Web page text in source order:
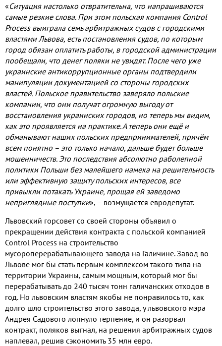
«Ситуация настолько отвратительна, что напрашиваются
самые резкие слова. При этом польская компания Control
Process выиграла семь арбитражных судов с городскими
властями Львова, есть постановления судов, по которым
город обязан оплатить работы, в городской администрации
пообещали, что денег поляки не увидят.После чего уже
украинские антикоррупционные органы подтвердили
манипуляции документацией со стороны городских
властей. Польское правительство заверяло польские
компании, что они получат огромную выгоду от
восстановления украинских городов, но теперь мы видим,
как это проявляется на практике.А теперь они ещё и
обманывают наших польских предпринимателей, причём
всем понятно – это только начало, дальше будет больше
мошенничеств. Это последствия абсолютно раболепной
политики Польши без малейшего намека на решительность
или эффективную защиту польских интересов, все
привыкли потакать Украине, прощая ей заведомо
неприглядные поступки», – возмущается евродепутат.
Львовский горсовет со своей стороны объявил о
прекращении действия контракта с польской компанией
Control Process на строительство
мусороперерабатывающего завода на Галичине. Завод во
Львове мог бы стать первым комплексом такого типа на
территории Украины, самым мощным, который мог бы
перерабатывать до 240 тысяч тонн галичанских отходов в
год. Но львовским властям якобы не понравилось то, как
долго шло строительство этого завода, у львовского мэра
Андрея Садового лопнуло терпение, и он разорвал
контракт, поляков выгнал, на решения арбитражных судов
наплевал, решив сэкономить 35 млн евро.